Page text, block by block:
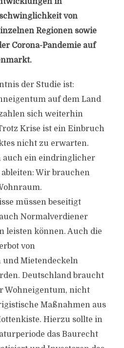
von
Regionen sowie
Corona-Pandemie auf
der Studie ist:
auf dem Land
sich weiterhin
Krise ist ein Einbruch
nicht zu erwarten.
auch ein eindringlicher
Wir brauchen
müssen beseitigt
Normalverdiener
leisten können. Auch die
von
Mietendeckeln
Deutschland braucht
Wohneigentum, nicht
Maßnahmen aus
Hierzu sollte in
das Baurecht